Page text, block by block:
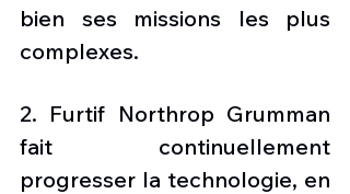
bien ses missions les plus
complexes.
2. Furtif Northrop Grumman
fait continuellement
progresser la technologie, en